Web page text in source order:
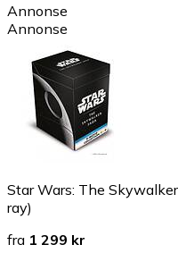
Annonse
Annonse
Star Wars: The
ray)
fra 1 299 kr